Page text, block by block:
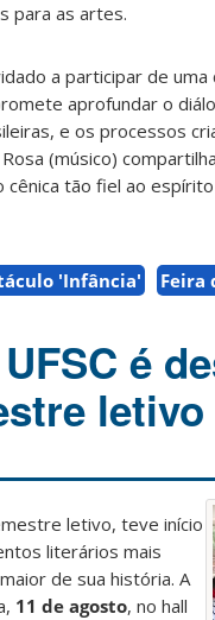
para as artes.
a participar de
aprofundar o
e os processos
(músico)
tão fiel ao
'Infância' Feira
é
letivo
letivo, teve início
literários mais
de sua história. A
11 de agosto, no hall